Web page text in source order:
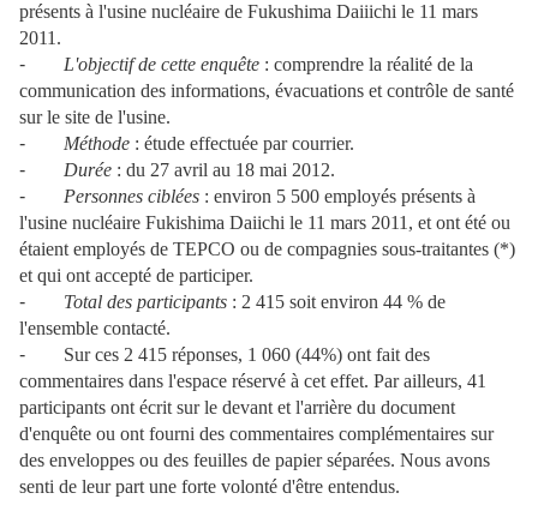
présents à l'usine nucléaire de Fukushima Daiiichi le 11 mars
2011.
-
L'objectif de cette enquête : comprendre la réalité de la
communication des informations, évacuations et contrôle de santé
sur le site de l'usine.
-
Méthode : étude effectuée par courrier.
-
Durée : du 27 avril au 18 mai 2012.
-
Personnes ciblées : environ 5 500 employés présents à
l'usine nucléaire Fukishima Daiichi le 11 mars 2011, et ont été ou
étaient employés de TEPCO ou de compagnies sous-traitantes (*)
et qui ont accepté de participer.
-
Total des participants : 2 415 soit environ 44 % de
l'ensemble contacté.
-
Sur ces 2 415 réponses, 1 060 (44%) ont fait des
commentaires dans l'espace réservé à cet effet. Par ailleurs, 41
participants ont écrit sur le devant et l'arrière du document
d'enquête ou ont fourni des commentaires complémentaires sur
des enveloppes ou des feuilles de papier séparées. Nous avons
senti de leur part une forte volonté d'être entendus.